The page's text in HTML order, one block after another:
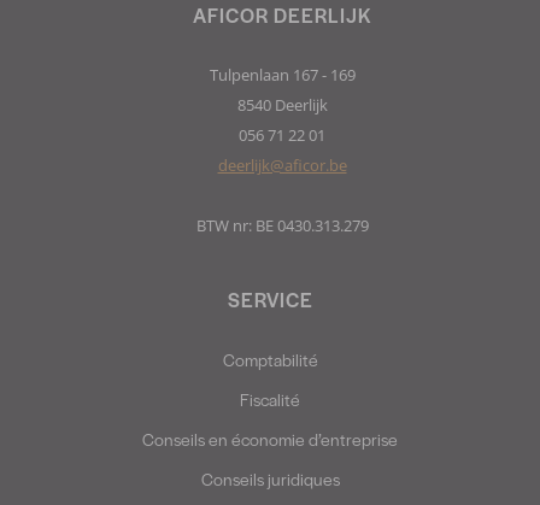
SERVICE
Comptabilité
Fiscalité
Conseils en économie d’entreprise
Conseils juridiques
AFICOR DEERLIJK
Tulpenlaan 167 - 169
8540 Deerlijk
056 71 22 01
deerlijk@aficor.be
BTW nr: BE 0430.313.279